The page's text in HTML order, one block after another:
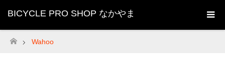
BICYCLE PRO SHOP なかやま
ホーム
Wahoo